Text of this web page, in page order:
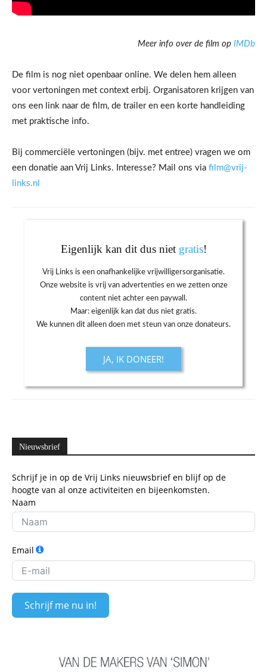
Meer info over de film op IMDb
De film is nog niet openbaar online. We delen hem alleen
voor vertoningen met context erbij. Organisatoren krijgen van
ons een link naar de film, de trailer en een korte handleiding
met praktische info.
Bij commerciële vertoningen (bijv. met entree) vragen we om
een donatie aan Vrij Links. Interesse? Mail ons via film@vrij-
links.nl
Eigenlijk kan dit dus niet gratis!
Vrij Links is een onafhankelijke vrijwilligersorganisatie.
Onze website is vrij van advertenties en we zetten onze
content niet achter een paywall.
Maar: eigenlijk kan dat dus niet gratis.
We kunnen dit alleen doen met steun van onze donateurs.
JA, IK DONEER!
Nieuwsbrief
Schrijf je in op de Vrij Links nieuwsbrief en blijf op de
hoogte van al onze activiteiten en bijeenkomsten.
Naam
Email
Schrijf me nu in!